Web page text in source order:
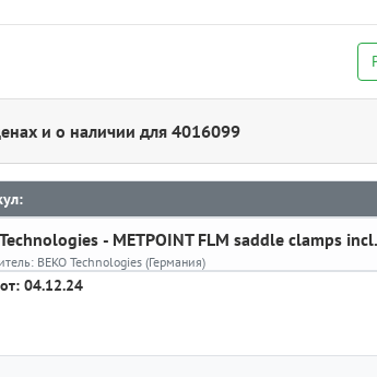
и о наличии для 4016099
Technologies - METPOINT FLM saddle clamps
BEKO Technologies (Германия)
от: 04.12.24